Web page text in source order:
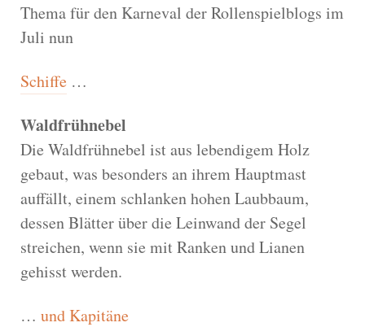
Thema für den Karneval der Rollenspielblogs im
Juli nun
Schiffe …
Waldfrühnebel
Die Waldfrühnebel ist aus lebendigem Holz
gebaut, was besonders an ihrem Hauptmast
auffällt, einem schlanken hohen Laubbaum,
dessen Blätter über die Leinwand der Segel
streichen, wenn sie mit Ranken und Lianen
gehisst werden.
… und Kapitäne